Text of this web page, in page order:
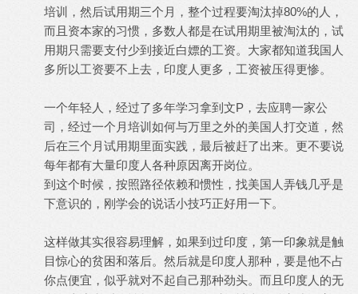
培训，然后试用期三个月，整个过程要淘汰掉80%的人，
而且资本家的习惯，多数人都是在试用期里被淘汰的，试
用期只需要支付少到接近白嫖的工资。大家都知道我国人
多所以工资要不上去，印度人更多，工资被压得更惨。
一个年轻人，经过了多年学习拿到文P，去应聘一家公
司，经过一个月培训如何与万里之外的美国人打交道，然
后在三个月试用期里面实践，最后被赶了出来。更不要说
每年都有大量印度人各种原因离开岗位。
到这个时候，按照路径依赖和惯性，找美国人弄钱几乎是
下意识的，刚学会的说话小技巧正好用一下。
这样做其实很容易理解，如果到过印度，第一印象就是触
目惊心的贫困和落后。然后就是印度人那种，要是他不占
你点便宜，似乎就对不起自己那种劲头。而且印度人的无